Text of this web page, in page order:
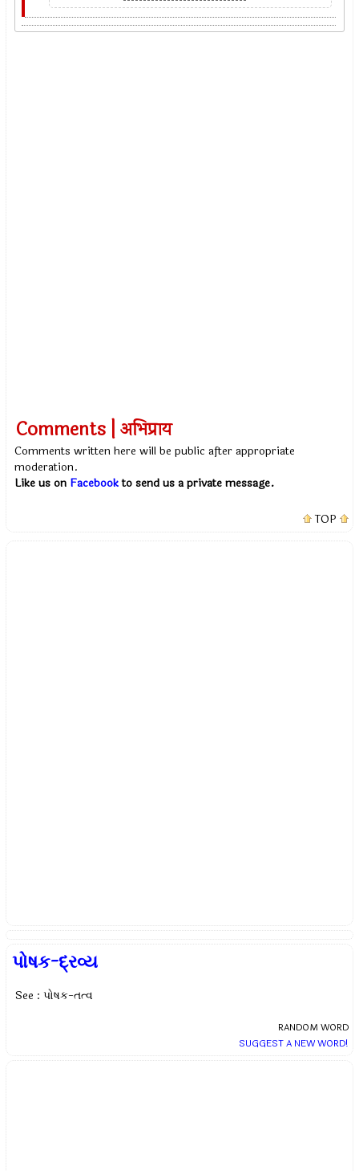
Comments | अभिप्राय
Comments written here will be public after appropriate
moderation.
Like us on Facebookto send us a private message.
TOP
પોષક-દ્રવ્ય
See : પોષક-તત્વ
RANDOM WORD
SUGGEST A NEW WORD!